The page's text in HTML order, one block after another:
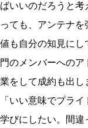
ばいいのだろうと
っても、アンテナ
値も自分の知見にし
門のメンバーへの
業をして成約も出し
「いい意味でプラ
学びにしたい。間違